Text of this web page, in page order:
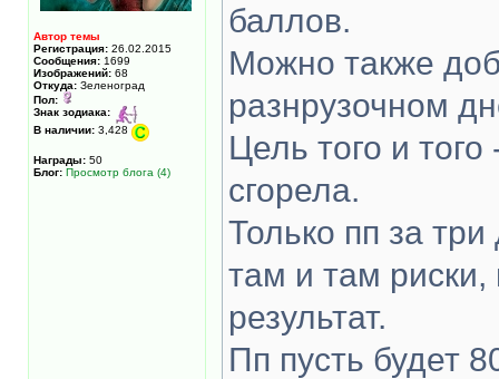
Автор темы
Регистрация: 26.02.2015
Сообщения: 1699
Изображений: 68
Откуда: Зеленоград
Пол:
Знак зодиака:
В наличии: 3,428
Награды: 50
Блог: Просмотр блога (4)
баллов.
Можно также
разнрузочном
Цель того и
сгорела.
Только пп за
там и там
результат.
Пп пусть будет